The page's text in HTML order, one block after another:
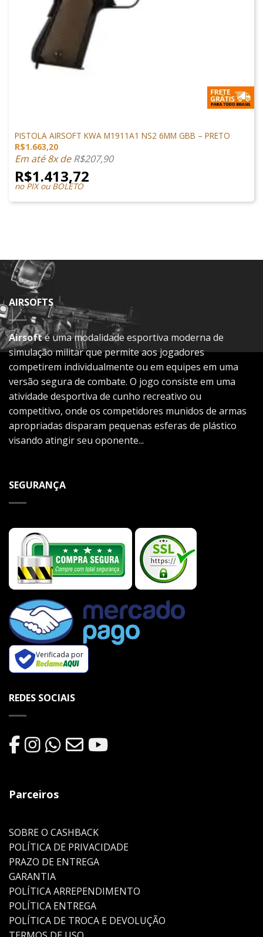
PISTOLA AIRSOFT KWA M1911A1 NS2 6MM GBB – PRETO
R$1.663,20
Em até 8x deR$207,90
R$1.413,72
no PIX ou BOLETO
AIRSOFTS
Airsofté uma modalidade esportiva moderna de
simulação militar que permite aos jogadores
competirem individualmente ou em equipes em uma
versão segura de combate. O jogo consiste em uma
atividade desportiva de cunho recreativo ou
competitivo, onde os competidores munidos de armas
apropriadas disparam pequenas esferas de plástico
visando atingir seu oponente...
SEGURANÇA
Verificada por
REDES SOCIAIS
Parceiros
SOBRE O CASHBACK
POLÍTICA DE PRIVACIDADE
PRAZO DE ENTREGA
GARANTIA
POLÍTICA ARREPENDIMENTO
POLÍTICA ENTREGA
POLÍTICA DE TROCA E DEVOLUÇÃO